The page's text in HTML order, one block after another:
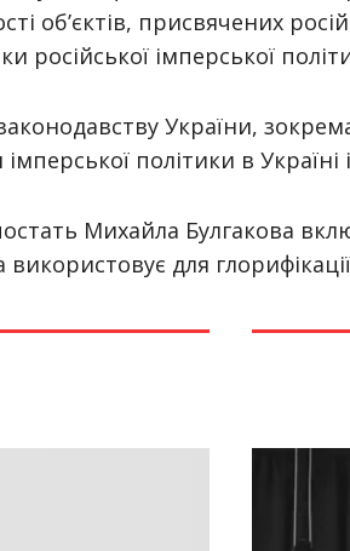
об’єктів, присвячених
російської імперської
України,
політики в Україні
Михайла Булгакова
для